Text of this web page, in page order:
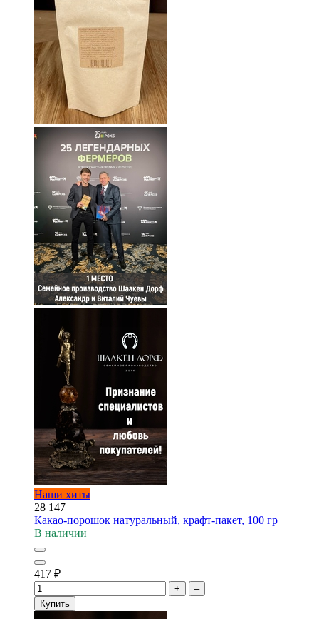
Наши хиты
28 147
Какао-порошок натуральный, крафт-пакет, 100 гр
В наличии
417 ₽
+
–
Купить